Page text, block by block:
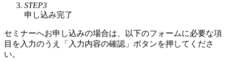
STEP3
申し込み完了
セミナーへお申し込みの場合は、以下のフォームに必要な項
目を入力のうえ「入力内容の確認」ボタンを押してくださ
い。